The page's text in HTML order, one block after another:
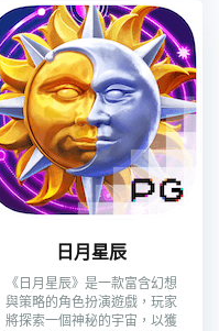
日月星辰
《日月星辰》是一款富含幻想
與策略的角色扮演遊戲，玩家
將探索一個神秘的宇宙，以獲